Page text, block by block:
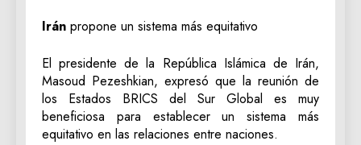
Irán propone un sistema más equitativo
El presidente de la República Islámica de Irán,
Masoud Pezeshkian, expresó que la reunión de
los Estados BRICS del Sur Global es muy
beneficiosa para establecer un sistema más
equitativo en las relaciones entre naciones.